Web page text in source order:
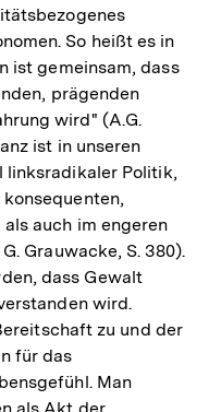
So heißt es in
ist gemeinsam, dass
prägenden
wird" (A.G.
ist in unseren
Politik,
auch im engeren
Grauwacke, S. 380).
dass Gewalt
wird.
zu und der
für das
Man